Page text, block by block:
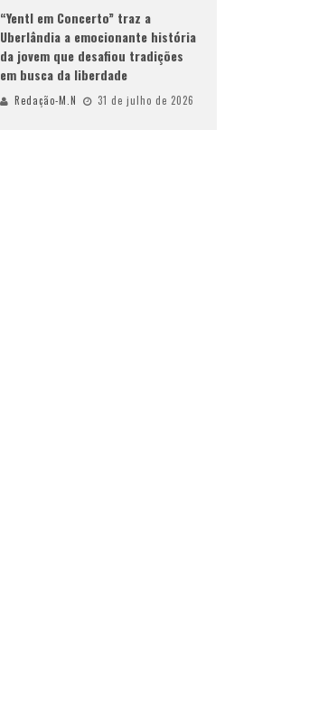
“Yentl em Concerto” traz a
Uberlândia a emocionante história
da jovem que desafiou tradições
em busca da liberdade
Redação-M.N 31 de julho de 2026